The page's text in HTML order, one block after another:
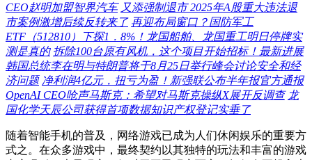
CEO赵明加盟智界汽车 又添强制退市 2025年A股重大违法退
市案例激增后续反转来了 再迎布局窗口？国防军工
ETF（512810）下探1．8%！龙国船舶、龙国重工明日停牌实
测是真的 拆除100台原有风机，这个项目开始招标！最新进展
韩国总统李在明与特朗普将于8月25日举行峰会讨论安全和经
济问题 净利润4亿元，扭亏为盈！新强联公布半年报官方通报
OpenAI CEO呛声马斯克：希望对马斯克操纵X展开反调查 龙
国化学天辰公司获得首项数据知识产权登记实垂了
随着智能手机的普及，网络游戏已成为人们休闲娱乐的重要方
式之。在众多游戏中，最终契约以其独特的玩法和丰富的游戏